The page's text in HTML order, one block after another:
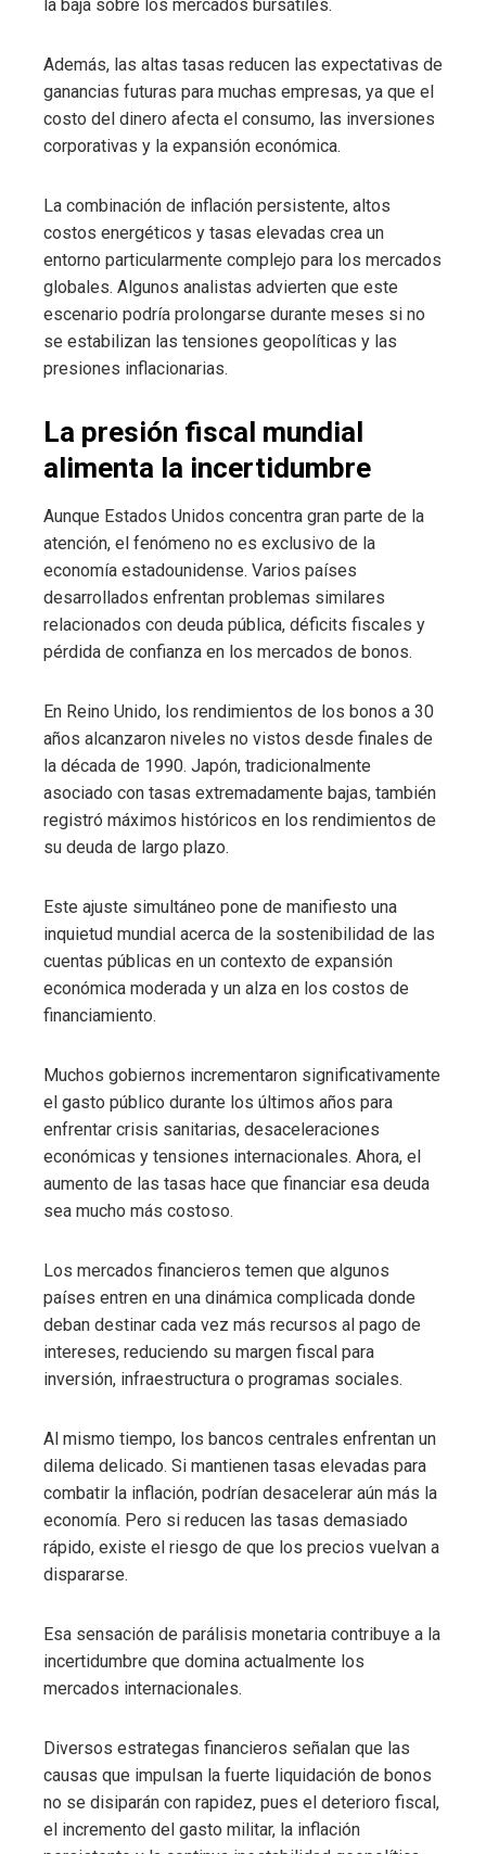
la baja sobre los mercados bursátiles.
Además, las altas tasas reducen las expectativas de
ganancias futuras para muchas empresas, ya que el
costo del dinero afecta el consumo, las inversiones
corporativas y la expansión económica.
La combinación de inflación persistente, altos
costos energéticos y tasas elevadas crea un
entorno particularmente complejo para los mercados
globales. Algunos analistas advierten que este
escenario podría prolongarse durante meses si no
se estabilizan las tensiones geopolíticas y las
presiones inflacionarias.
La presión fiscal mundial
alimenta la incertidumbre
Aunque Estados Unidos concentra gran parte de la
atención, el fenómeno no es exclusivo de la
economía estadounidense. Varios países
desarrollados enfrentan problemas similares
relacionados con deuda pública, déficits fiscales y
pérdida de confianza en los mercados de bonos.
En Reino Unido, los rendimientos de los bonos a 30
años alcanzaron niveles no vistos desde finales de
la década de 1990. Japón, tradicionalmente
asociado con tasas extremadamente bajas, también
registró máximos históricos en los rendimientos de
su deuda de largo plazo.
Este ajuste simultáneo pone de manifiesto una
inquietud mundial acerca de la sostenibilidad de las
cuentas públicas en un contexto de expansión
económica moderada y un alza en los costos de
financiamiento.
Muchos gobiernos incrementaron significativamente
el gasto público durante los últimos años para
enfrentar crisis sanitarias, desaceleraciones
económicas y tensiones internacionales. Ahora, el
aumento de las tasas hace que financiar esa deuda
sea mucho más costoso.
Los mercados financieros temen que algunos
países entren en una dinámica complicada donde
deban destinar cada vez más recursos al pago de
intereses, reduciendo su margen fiscal para
inversión, infraestructura o programas sociales.
Al mismo tiempo, los bancos centrales enfrentan un
dilema delicado. Si mantienen tasas elevadas para
combatir la inflación, podrían desacelerar aún más la
economía. Pero si reducen las tasas demasiado
rápido, existe el riesgo de que los precios vuelvan a
dispararse.
Esa sensación de parálisis monetaria contribuye a la
incertidumbre que domina actualmente los
mercados internacionales.
Diversos estrategas financieros señalan que las
causas que impulsan la fuerte liquidación de bonos
no se disiparán con rapidez, pues el deterioro fiscal,
el incremento del gasto militar, la inflación